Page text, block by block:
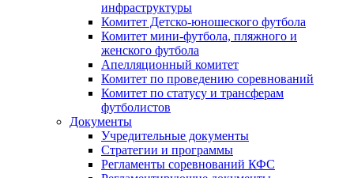
инфраструктуры
Комитет Детско-юношеского футбола
Комитет мини-футбола, пляжного и
женского футбола
Апелляционный комитет
Комитет по проведению соревнований
Комитет по статусу и трансферам
футболистов
Документы
Учредительные документы
Стратегии и программы
Регламенты соревнований КФС